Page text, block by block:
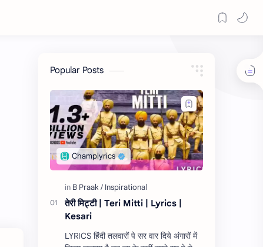
Popular Posts
तेरी मिट्टी | Teri Mitti | Lyrics |
Kesari
LYRICS हिंदी तलवारों पे सर वार दिये अंगारों में